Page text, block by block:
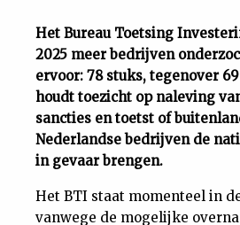
Uit
Feiten
Cijfers
Tuchtrecht
Het Bureau Toetsing
2025 meer bedrijven
ervoor: 78 stuks, tegenover
houdt toezicht op naleving
sancties en toetst of
Nederlandse bedrijven de
in gevaar brengen.
Het BTI staat momenteel in
vanwege de mogelijke